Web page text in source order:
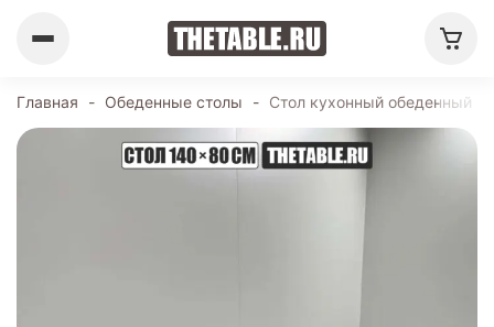
Главная - Обеденные столы - Стол кухонный обеденный